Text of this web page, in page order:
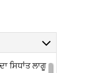
ਸਿਧਾਂਤ ਲਾਗੂ